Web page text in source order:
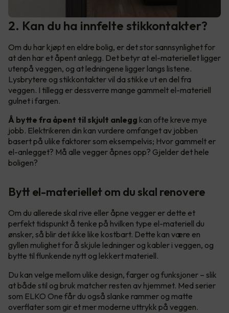
2. Kan du ha innfelte stikkontakter?
Om du har kjøpt en eldre bolig, er det stor sannsynlighet for
at den har et åpent anlegg. Det betyr at el-materiellet ligger
utenpå veggen, og at ledningene ligger langs listene.
Lysbrytere og stikkontakter vil da stikke ut en del fra
veggen. I tillegg er dessverre mange gammelt el-materiell
gulnet i fargen.
Å bytte fra åpent til skjult anlegg kan ofte kreve mye
jobb. Elektrikeren din kan vurdere omfanget av jobben
basert på ulike faktorer som eksempelvis; Hvor gammelt er
el-anlegget? Må alle vegger åpnes opp? Gjelder det hele
boligen?
Bytt el-materiellet om du skal renovere
Om du allerede skal rive eller åpne vegger er dette et
perfekt tidspunkt å tenke på hvilken type el-materiell du
ønsker, så blir det ikke like kostbart. Dette kan være en
gyllen mulighet for å skjule ledninger og kabler i veggen, og
bytte til flunkende nytt og lekkert materiell.
Du kan velge mellom ulike design, farger og funksjoner – slik
at både stil og bruk matcher resten av hjemmet. Med serier
som ELKO One får du også slanke rammer og matte
overflater som gir et mer moderne uttrykk på veggen.